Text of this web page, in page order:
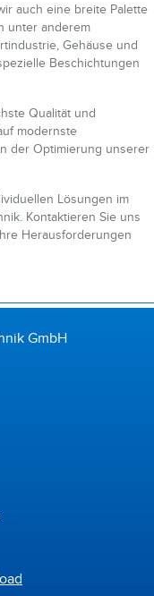
auch eine breite Palette
unter anderem
Gehäuse und
Beschichtungen
Qualität und
modernste
der Optimierung unserer
Lösungen im
Kontaktieren Sie uns
Herausforderungen
GmbH